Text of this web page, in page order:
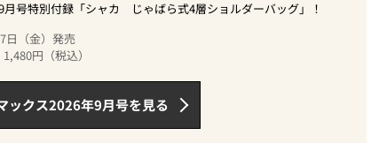
月号特別付録「シャカ じゃばら式4層ショルダーバッグ」！
日（金）発売
円（税込）
ックス2026年9月号を見る